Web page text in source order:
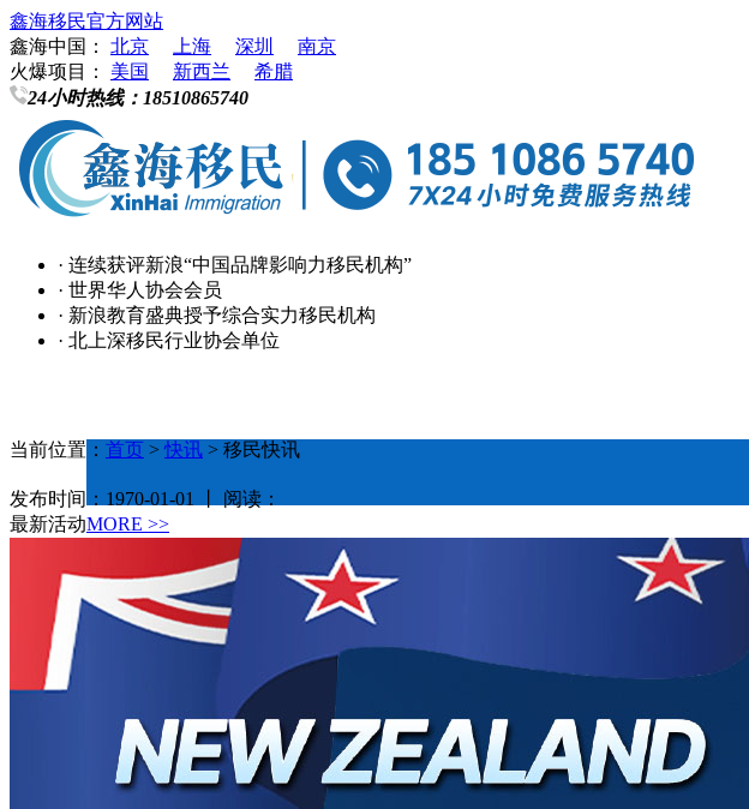
鑫海移民官方网站
鑫海中国：
北京 上海 深圳
南京
火爆项目：
美国 新西兰
希腊
24小时热线： 18510865740
· 连续获评新浪“中国品牌影响力移民机构”
· 世界华人协会会员
· 新浪教育盛典授予综合实力移民机构
· 北上深移民行业协会单位
当前位置： 首页 >快讯 > 移民快讯
发布时间：1970-01-01 丨 阅读：
最新活动MORE >>